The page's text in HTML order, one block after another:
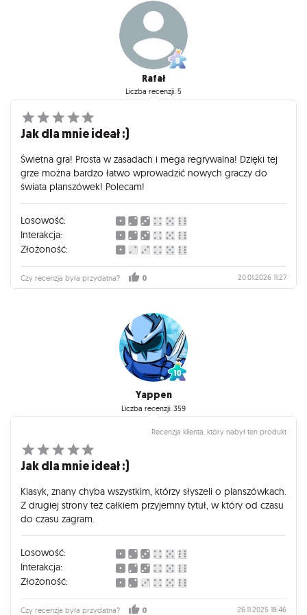
Rafał
Liczba recenzji: 5
Jak dla mnie ideał :)
Świetna gra! Prosta w zasadach i mega regrywalna! Dzięki tej
grze można bardzo łatwo wprowadzić nowych graczy do
świata planszówek! Polecam!
Losowość:
Interakcja:
Złożoność:
Czy recenzja była przydatna? 0 20.01.2026 11:27
Yappen
Liczba recenzji: 359
Recenzja klienta, który nabył ten produkt
Jak dla mnie ideał :)
Klasyk, znany chyba wszystkim, którzy słyszeli o planszówkach.
Z drugiej strony też całkiem przyjemny tytuł, w który od czasu
do czasu zagram.
Losowość:
Interakcja:
Złożoność:
Czy recenzja była przydatna? 0 26.11.2025 18:46